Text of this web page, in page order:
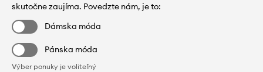
skutočne zaujíma. Povedzte nám, je to:
Dámska móda
Pánska móda
Výber ponuky je voliteľný